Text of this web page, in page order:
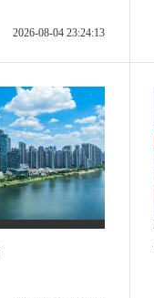
2026-08-04 23:24:13